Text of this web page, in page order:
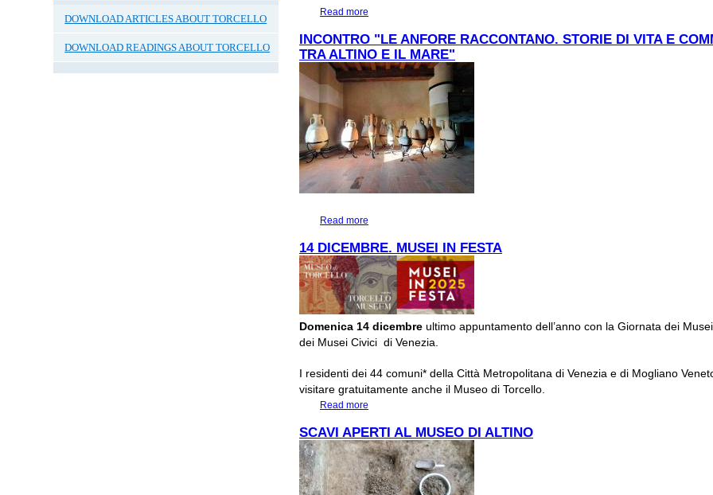
DOWNLOAD ARTICLES ABOUT TORCELLO
DOWNLOAD READINGS ABOUT TORCELLO
Read more
INCONTRO "LE ANFORE RACCONTANO. STORIE DI VITA E
TRA ALTINO E IL MARE"
Read more
14 DICEMBRE. MUSEI IN FESTA
Domenica 14 dicembre ultimo appuntamento dell’anno con la Giornata dei
dei Musei Civici di Venezia.
I residenti dei 44 comuni* della Città Metropolitana di Venezia e di Mogliano
visitare gratuitamente anche il Museo di Torcello.
Read more
SCAVI APERTI AL MUSEO DI ALTINO